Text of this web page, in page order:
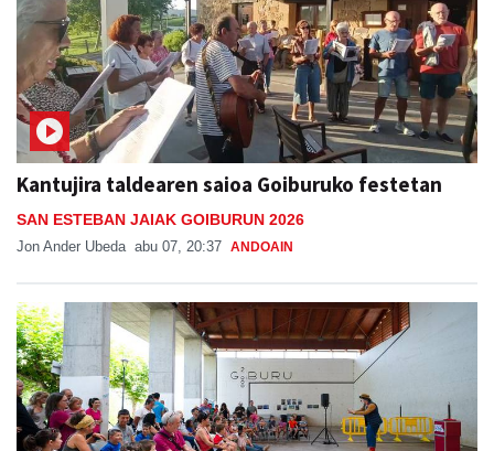
Kantujira taldearen saioa Goiburuko festetan
SAN ESTEBAN JAIAK GOIBURUN 2026
Jon Ander Ubeda abu 07, 20:37 ANDOAIN